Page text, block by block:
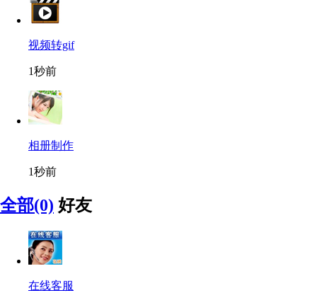
视频转gif
1秒前
相册制作
1秒前
全部(0) 好友
在线客服